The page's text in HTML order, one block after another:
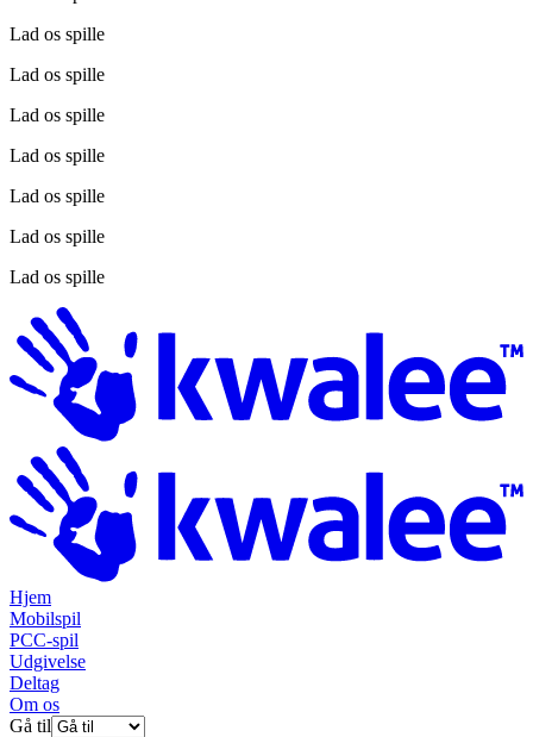
Lad os spille
Lad os spille
Lad os spille
Lad os spille
Lad os spille
Lad os spille
Lad os spille
Hjem
Mobilspil
PCC-spil
Udgivelse
Deltag
Om os
Gå til